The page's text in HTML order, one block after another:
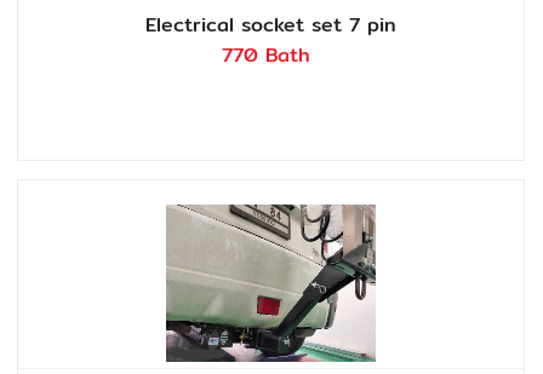
Electrical socket set 7 pin
770 Bath